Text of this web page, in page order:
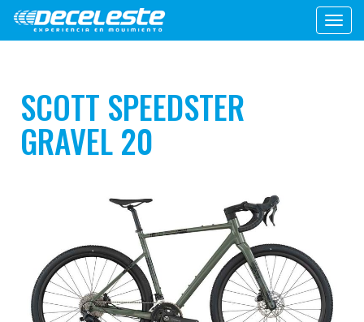
SCOTT SPEEDSTER
GRAVEL 20